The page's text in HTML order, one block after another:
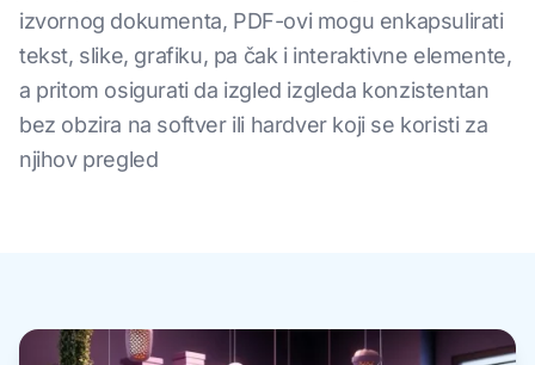
izvornog dokumenta, PDF-ovi mogu enkapsulirati
tekst, slike, grafiku, pa čak i interaktivne elemente,
a pritom osigurati da izgled izgleda konzistentan
bez obzira na softver ili hardver koji se koristi za
njihov pregled